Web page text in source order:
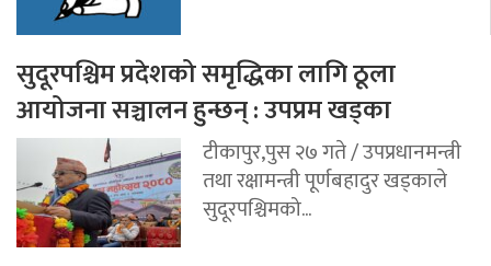
सुदूरपश्चिम प्रदेशको समृद्धिका लागि ठूला
आयोजना सञ्चालन हुन्छन् : उपप्रम खड्का
टीकापुर,पुस २७ गते / उपप्रधानमन्त्री
तथा रक्षामन्त्री पूर्णबहादुर खड्काले
सुदूरपश्चिमको...